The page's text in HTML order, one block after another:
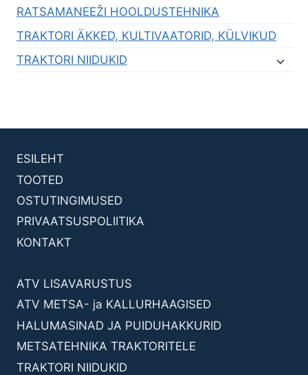
RATSAMANEEŽI HOOLDUSTEHNIKA
TRAKTORI ÄKKED, KULTIVAATORID, KÜLVIKUD
TRAKTORI NIIDUKID
ESILEHT
TOOTED
OSTUTINGIMUSED
PRIVAATSUSPOLIITIKA
KONTAKT
ATV LISAVARUSTUS
ATV METSA- ja KALLURHAAGISED
HALUMASINAD JA PUIDUHAKKURID
METSATEHNIKA TRAKTORITELE
TRAKTORI NIIDUKID